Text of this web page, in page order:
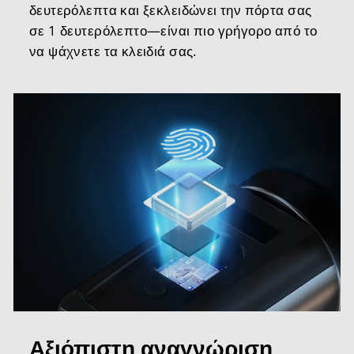
ηλεκτρονική κλειδαριά WELOCK SECBN51, 3 κάρτες
RFID, 1x ειδικό κλειδί Allen,1x
εκτεταμένο εξάρτημα
κυλίνδρου κλειδαριάς,
1x εγχειρίδιο Υλικό:
πελατών μας είναι πάντα εκεί για εσάς.
δευτερόλεπτα και ξεκλειδώνει την πόρτα σας
σε 1 δευτερόλεπτο—είναι πιο γρήγορο από το
να ψάχνετε τα κλειδιά σας.
Αξιόπιστη αναγνώριση